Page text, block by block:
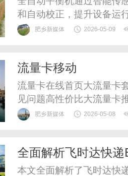
和自动校正，提升设备运
重要设备。
肥乡新媒体 2026-05-09
流量卡移动
流量卡在线首页大流量卡
见问题高性价比大流量卡
流量"真相·推荐真正实惠
加效果，真实套餐价格
肥乡新媒体 2026-05-08
全面解析飞时达快
本文全面解析了飞时达快